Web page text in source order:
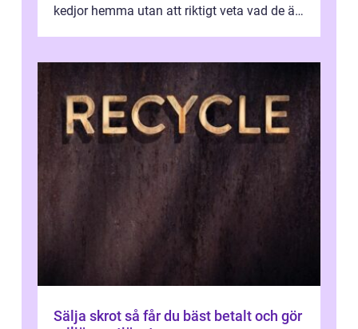
kedjor hemma utan att riktigt veta vad de är
Sälja skrot så får du bäst betalt och gör